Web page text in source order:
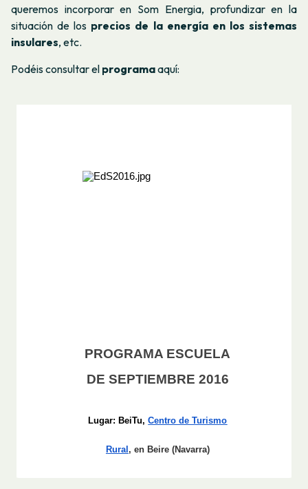
queremos incorporar en Som Energia, profundizar en la
situación de los precios de la energía en los sistemas
insulares, etc.
Podéis consultar el programaaquí: